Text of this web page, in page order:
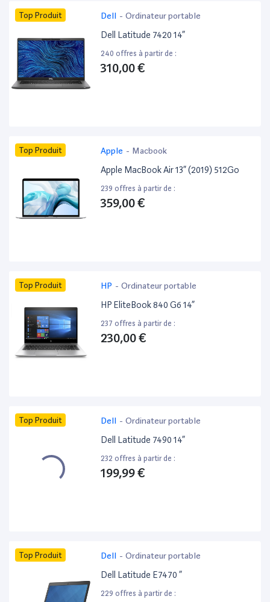
Top Produit Dell - Ordinateur portable
Dell Latitude 7420 14”
240 offres à partir de :
310,00 €
Top Produit Apple - Macbook
Apple MacBook Air 13” (2019) 512Go
239 offres à partir de :
359,00 €
Top Produit HP - Ordinateur portable
HP EliteBook 840 G6 14”
237 offres à partir de :
230,00 €
Top Produit Dell - Ordinateur portable
Dell Latitude 7490 14”
232 offres à partir de :
199,99 €
Top Produit Dell - Ordinateur portable
Dell Latitude E7470 ”
229 offres à partir de :